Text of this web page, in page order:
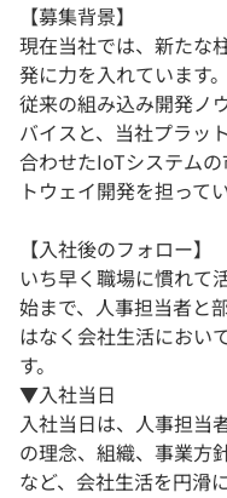
【募集背景】
現在当社では、新たな
発に力を入れています。
従来の組み込み開発ノ
バイスと、当社プラッ
合わせたIoTシステム
トウェイ開発を担って
【入社後のフォロー】
いち早く職場に慣れて
始まで、人事担当者と
はなく会社生活におい
す。
▼入社当日
入社当日は、人事担当
の理念、組織、事業方
など、会社生活を円滑